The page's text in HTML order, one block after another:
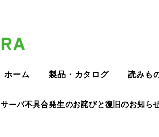
ホーム 製品・カタログ 読みも
サーバ不具合発生のお詫びと復旧のお知ら